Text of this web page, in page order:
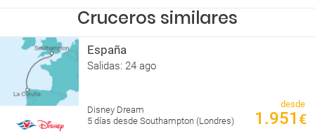
Cruceros similares
España
Salidas: 24 ago
Disney Dream
5 días desde Southampton (Londres)
desde
1.951 €